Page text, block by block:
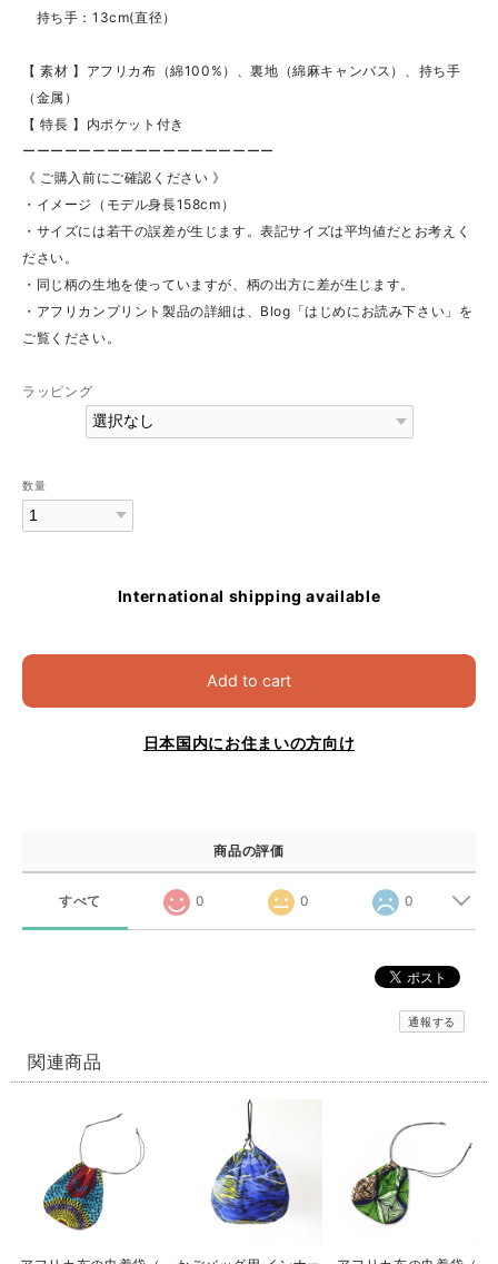
持ち手：13cm(直径）
【 素材 】アフリカ布（綿100%）、裏地（綿麻キャンバス）、持ち手
（金属）
【 特長 】内ポケット付き
ーーーーーーーーーーーーーーーーーー
《 ご購入前にご確認ください 》
・イメージ（モデル身長158cm）
・サイズには若干の誤差が生じます。表記サイズは平均値だとお考えく
ださい。
・同じ柄の生地を使っていますが、柄の出方に差が生じます。
・アフリカンプリント製品の詳細は、Blog「はじめにお読み下さい」を
ご覧ください。
ラッピング
数量
International shipping available
Add to cart
日本国内にお住まいの方向け
商品の評価
すべて 0 0 0
通報する
関連商品